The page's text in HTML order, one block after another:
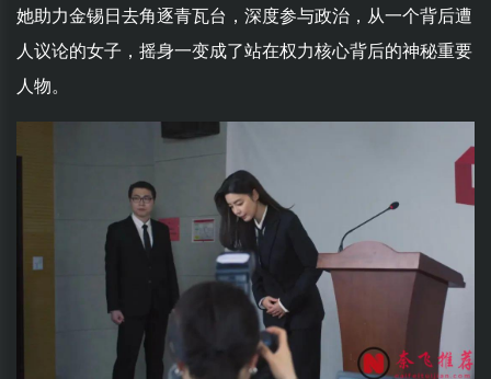
她助力金锡日去角逐青瓦台，深度参与政治，从一个背后遭
人议论的女子，摇身一变成了站在权力核心背后的神秘重要
人物。